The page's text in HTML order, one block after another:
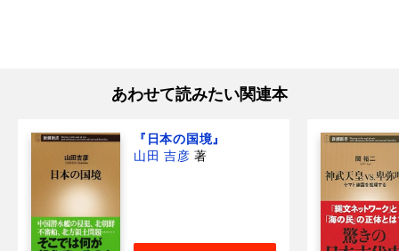
あわせて読みたい関連本
『日本の国境』
山田 吉彦 著